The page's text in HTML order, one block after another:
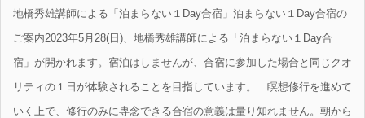
地橋秀雄講師による「泊まらない１Day合宿」泊まらない１Day合宿の
ご案内2023年5月28(日)、地橋秀雄講師による「泊まらない１Day合
宿」が開かれます。宿泊はしませんが、合宿に参加した場合と同じクオ
リティの１日が体験されることを目指しています。 瞑想修行を進めて
いく上で、修行のみに専念できる合宿の意義は量り知れません。朝から